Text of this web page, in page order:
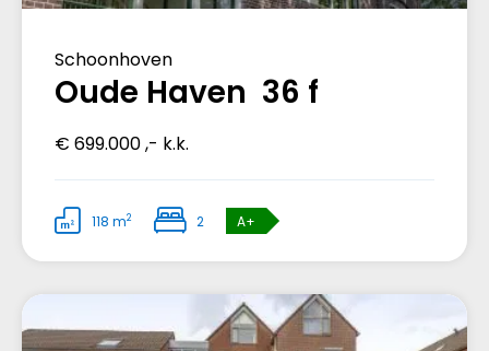
Schoonhoven
Oude Haven 36 f
€ 699.000 ,- k.k.
118 m2 2 A+